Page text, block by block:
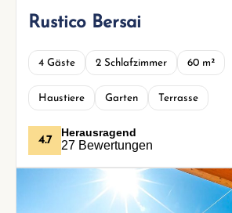
Rustico Bersai
4 Gäste 2 Schlafzimmer 60 m²
Haustiere Garten Terrasse
4.7
Herausragend
27 Bewertungen